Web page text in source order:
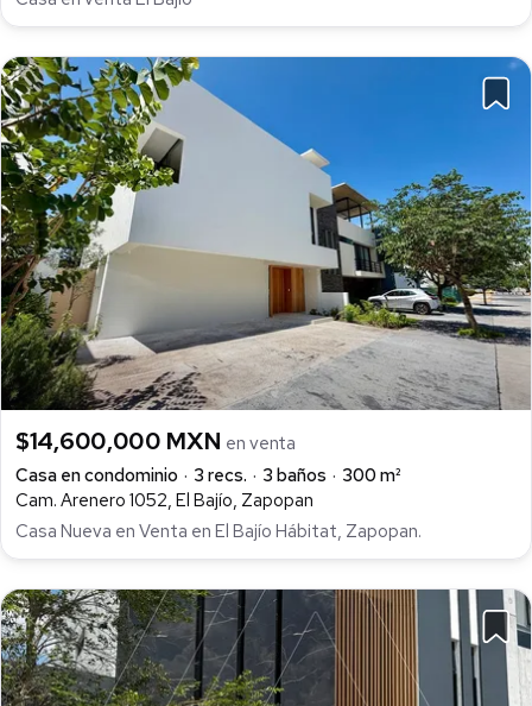
$14,600,000 MXN en venta
Casa en condominio
3 recs. 3 baños
300 m²
Cam. Arenero 1052, El Bajío, Zapopan
Casa Nueva en Venta en El Bajío Hábitat, Zapopan.